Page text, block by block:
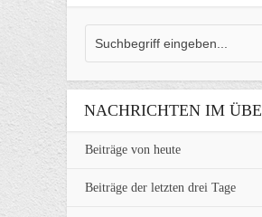
NACHRICHTEN IM
Beiträge von heute
Beiträge der letzten drei Tage